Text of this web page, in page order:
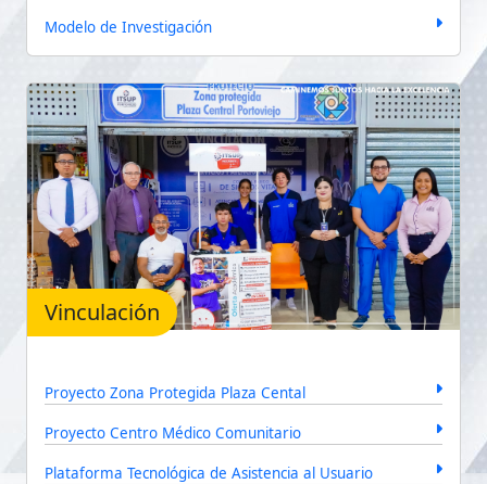
Modelo de Investigación
Vinculación
Proyecto Zona Protegida Plaza Cental
Proyecto Centro Médico Comunitario
Plataforma Tecnológica de Asistencia al Usuario